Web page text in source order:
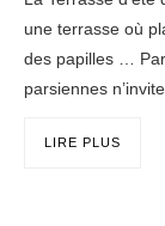
une terrasse où
des papilles …
parsiennes
LIRE PLUS